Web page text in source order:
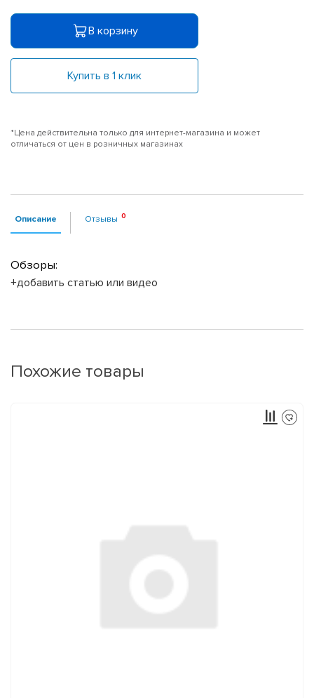
В корзину
Купить в 1 клик
*Цена действительна только для интернет-магазина и может
отличаться от цен в розничных магазинах
Описание Отзывы
Обзоры:
+добавить статью или видео
Похожие товары